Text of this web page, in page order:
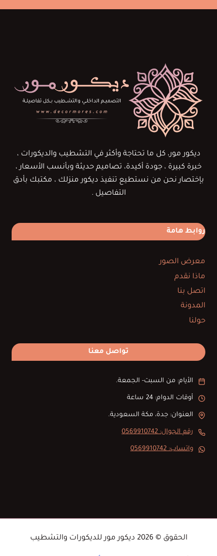
ديكور مور، كل ما تحتاجة وأكثر في التشطيب والديكورات ،
خبرة كبيرة ، جودة أكيدة، تصاميم حديثة وبأنسب الأسعار ،
بإختصار نحن من نستطيع تنفيذ ديكور منزلك ، مكتبك بأدق
التفاصيل .
روابط هامة
معرض الصور
ماذا نقدم
اتصل بنا
المدونة
حولنا
تواصل معنا
الأيام: من السبت- الجمعة.
أوقات الدوام: 24 ساعة
العنوان: جدة، مكة السعودية.
رقم الجوال: 0569910742
واتساب: 0569910742
الحقوق © 2026 ديكور مور للديكورات والتشطيب